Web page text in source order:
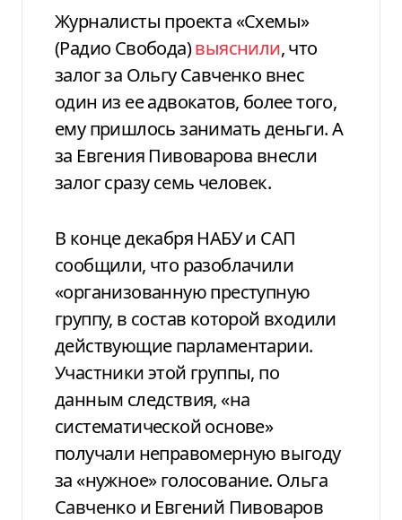
Журналисты проекта «Схемы»
(Радио Свобода)выяснили, что
залог за Ольгу Савченко внес
один из ее адвокатов, более того,
ему пришлось занимать деньги. А
за Евгения Пивоварова внесли
залог сразу семь человек.
В конце декабря НАБУ и САП
сообщили, что разоблачили
«организованную преступную
группу, в состав которой входили
действующие парламентарии.
Участники этой группы, по
данным следствия, «на
систематической основе»
получали неправомерную выгоду
за «нужное» голосование. Ольга
Савченко и Евгений Пивоваров